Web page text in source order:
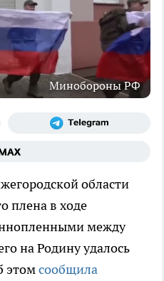
Минобороны РФ
области
плена в ходе
между
на Родину удалось
этомсообщила